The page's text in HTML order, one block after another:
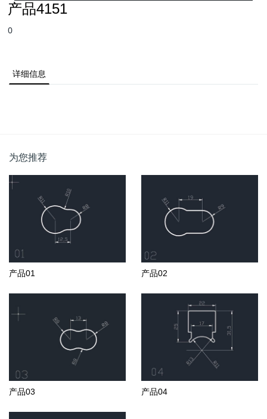
产品4151
0
详细信息
为您推荐
产品01 产品02
产品03 产品04